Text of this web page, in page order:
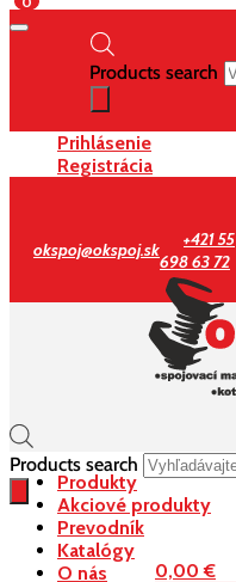
Products search
Prihlásenie
Registrácia
okspoj@okspoj.sk
+421 55
698 63 72
Products search
0,00€
Produkty
Akciové produkty
Prevodník
Katalógy
O nás